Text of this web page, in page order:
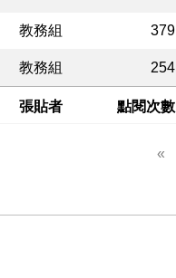
張貼者 點閱次數
教務組 379
教務組 254
«